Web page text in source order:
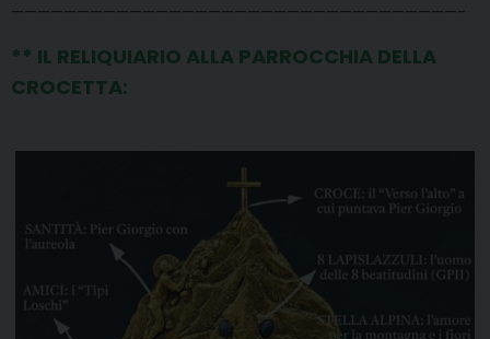
——————————————————————————————————-
** IL RELIQUIARIO ALLA PARROCCHIA DELLA
CROCETTA: